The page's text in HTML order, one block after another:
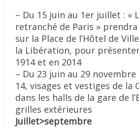
– Du 15 juin au 1er juillet : «
retranché de Paris »
sur la Place de l’Hôtel de
la Libération, pour
1914 et en 2014
– Du 23 juin au 29
14, visages et vestiges de la
dans les halls de la gare de
grilles extérieures
Juillet>septembre